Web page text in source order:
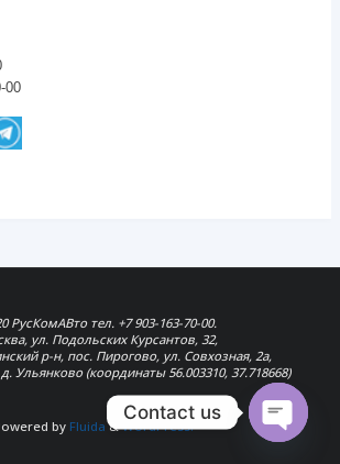
00
РусКомАВто тел. +7 903-163-70-00.
ул. Подольских Курсантов, 32,
р-н, пос. Пирогово, ул. Совхозная, 2а,
(координаты 56.003310, 37.718668)
by Fluida&WordPress.
Contact us